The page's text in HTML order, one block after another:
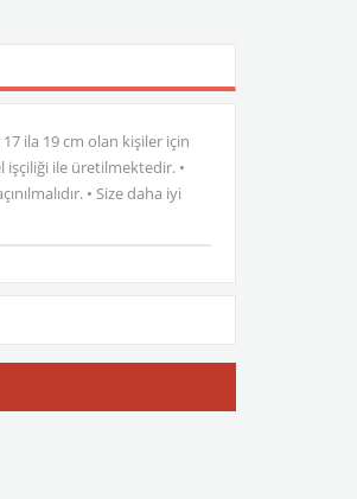
ila 19 cm olan kişiler için
işçiliği ile üretilmektedir. •
• Size daha iyi